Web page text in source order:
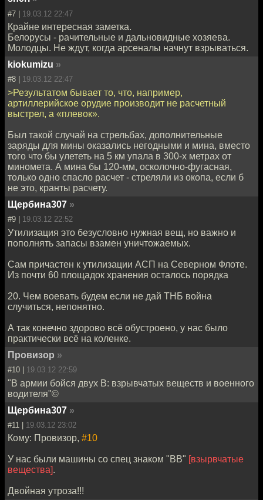
#7 | 19.03.12 22:47
Крайне интересная заметка.
Белорусы - рачительные и дальновидные хозяева.
Молодцы. Не ждут, когда арсеналы начнут взрываться.
kiokumizu »
#8 | 19.03.12 22:47
>Результатом бывает то, что, например,
артиллерийское орудие производит не расчетный
выстрел, а «плевок».
Был такой случай на стрельбах, дополнительные
заряды для мины оказались негодными и мина, вместо
того что бы улететь на 5 км упала в 300-х метрах от
миномета. А мина бы 120-мм, осколочно-фугасная,
только одно спасло расчет - стреляли из окопа, если б
не это, кранты расчету.
Щербина307 »
#9 | 19.03.12 22:52
Утилизация это безусловно нужная вещ, но важно и
пополнять запасы взамен уничтожаемых.
Сам причастен к утилизации АСП на Северном Флоте.
Из почти 60 площадок хранения осталось порядка
20. Чем воевать будем если не дай ТНБ война
случиться, непонятно.
А так конечно здорово всё обустроено, у нас было
практически всё на коленке.
Провизор »
#10 | 19.03.12 22:59
"В армии бойся двух В: взрывчатых веществ и военного
водителя"©
Щербина307 »
#11 | 19.03.12 23:02
Кому: Провизор, #10
У нас были машины со спец знаком "ВВ" [взырвчатые
вещества].
Двойная утроза!!!